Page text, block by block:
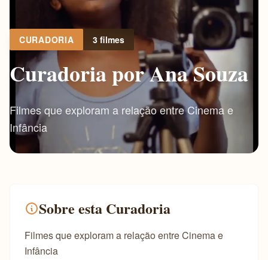
CURADORIA 3 filmes
Curadoria por Ana Souza
Filmes que exploram a relação entre Cinema e
Infância
Sobre esta Curadoria
Filmes que exploram a relação entre Cinema e
Infância